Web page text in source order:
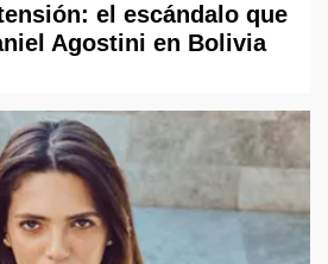
el escándalo que
Agostini en Bolivia